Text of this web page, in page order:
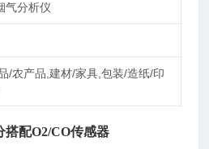
气分析仪
/农产品,建材/家具,包装/造纸/印
搭配O2/CO传感器